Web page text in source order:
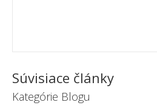
Súvisiace články
Kategórie Blogu